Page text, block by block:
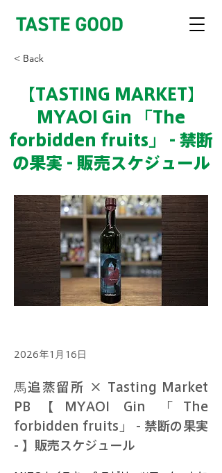
< Back
【TASTING MARKET】
MYAOI Gin 「The
forbidden fruits」 - 禁断
の果実 - 販売スケジュール
2026年1月16日
馬追蒸留所 × Tasting Market
PB【MYAOI Gin 「The
forbidden fruits」 - 禁断の果実
- 】販売スケジュール